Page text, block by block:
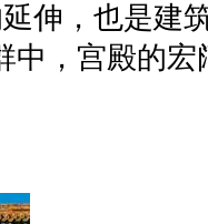
伸，也是建
中，宫殿的